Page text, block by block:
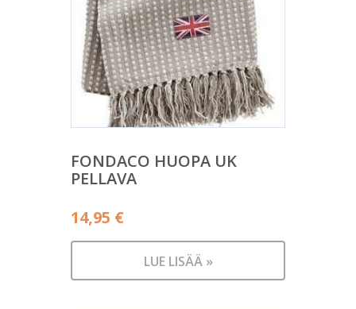
FONDACO HUOPA UK
PELLAVA
14,95 €
LUE LISÄÄ »